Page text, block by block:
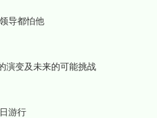
导都怕他
演变及未来的可能挑战
游行